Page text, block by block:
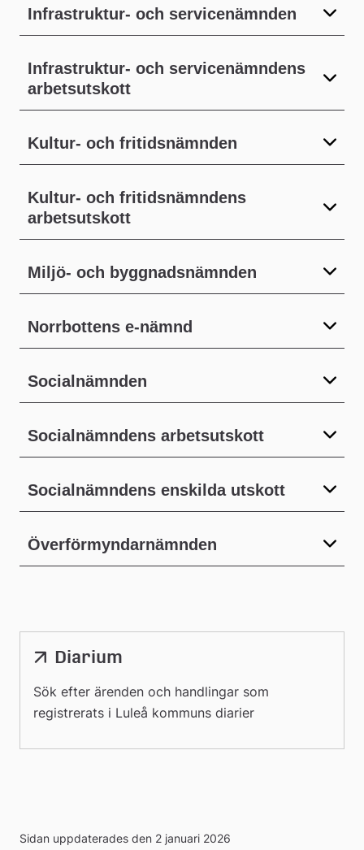
Infrastruktur- och servicenämnden
Infrastruktur- och servicenämndens
arbetsutskott
Kultur- och fritidsnämnden
Kultur- och fritidsnämndens
arbetsutskott
Miljö- och byggnadsnämnden
Norrbottens e-nämnd
Socialnämnden
Socialnämndens arbetsutskott
Socialnämndens enskilda utskott
Överförmyndarnämnden
Diarium
Sök efter ärenden och handlingar som
registrerats i Luleå kommuns diarier
Sidan uppdaterades den 2 januari 2026